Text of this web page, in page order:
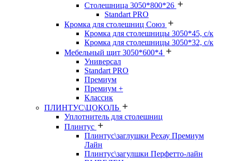
Столешница 3050*800*26
Standart PRO
Кромка для столешниц Союз
Кромка для столешницы 3050*45, с/к
Кромка для столешницы 3050*32, с/к
Мебельный щит 3050*600*4
Универсал
Standart PRO
Премиум
Премиум +
Классик
ПЛИНТУС\ЦОКОЛЬ
Уплотнитель для столешниц
Плинтус
Плинтус\заглушки Рехау Премиум
Лайн
Плинтус\загулшки Перфетто-лайн